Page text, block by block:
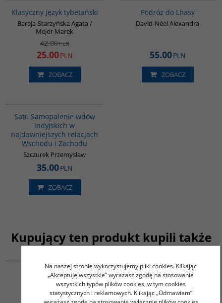
Klasyczny język tybetański
Bareja-Starzyńska Agata /
Mejor Marek
42.00PLN
25.00PLN
ZOBACZ
Podróż do Lhasy
David-Néel Alexandra
55.00PLN
ZOBACZ
Sati. Samopalenie wdów
indyjskich w
najdawniejszych relacjach
Wschodu i Zachodu
Szczurek Przemysław
35.00PLN
ZOBACZ
Kupujący ten produkt kupili także
Niewidoczny Tybet
Oser
45.00PLN
Tybet. Zarys historii
Kollmar-Paulenz Karenina
45.00PLN
Na naszej stronie wykorzystujemy pliki cookies. Klikając
„Akceptuję wszystkie” wyrażasz zgodę na stosowanie
wszystkich typów plików cookies, w tym cookies
statystycznych i reklamowych. Klikając „Odmawiam”